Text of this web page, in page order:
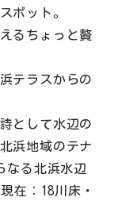
ポット。
るちょっと贅
テラスからの
として水辺の
浜地域のテナ
なる北浜水辺
在：18川床・